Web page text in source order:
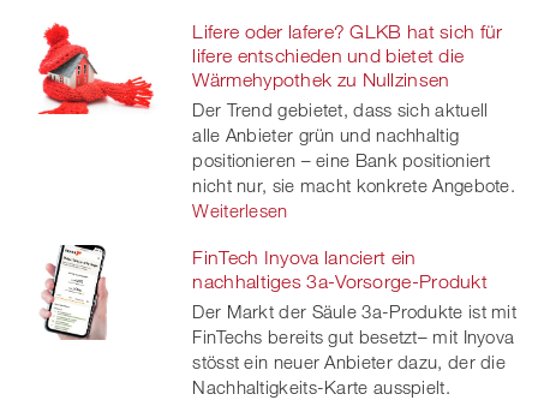
Lifere oder lafere? GLKB hat sich für
lifere entschieden und bietet die
Wärmehypothek zu Nullzinsen
Der Trend gebietet, dass sich aktuell
alle Anbieter grün und nachhaltig
positionieren – eine Bank positioniert
nicht nur, sie macht konkrete Angebote.
Weiterlesen
FinTech Inyova lanciert ein
nachhaltiges 3a-Vorsorge-Produkt
Der Markt der Säule 3a-Produkte ist mit
FinTechs bereits gut besetzt– mit Inyova
stösst ein neuer Anbieter dazu, der die
Nachhaltigkeits-Karte ausspielt.